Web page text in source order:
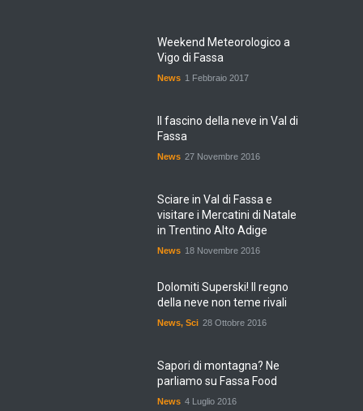
Weekend Meteorologico a
Vigo di Fassa
News 1 Febbraio 2017
Il fascino della neve in Val di
Fassa
News 27 Novembre 2016
Sciare in Val di Fassa e
visitare i Mercatini di Natale
in Trentino Alto Adige
News 18 Novembre 2016
Dolomiti Superski! Il regno
della neve non teme rivali
News, Sci 28 Ottobre 2016
Sapori di montagna? Ne
parliamo su Fassa Food
News 4 Luglio 2016